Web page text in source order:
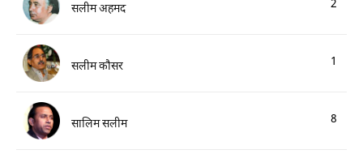
सलीम अहमद 2
सलीम कौसर 1
सालिम सलीम 8